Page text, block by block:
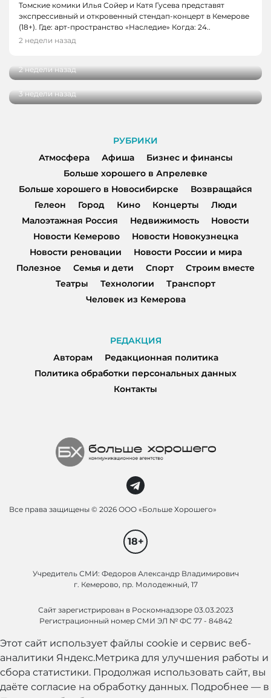
Томские комики Илья Сойер и Катя Гусева представят
экспрессивный и откровенный стендап-концерт в Кемерове
(18+). Где: арт-пространство «Наследие» Когда: 24..
2 недели назад
АТМОСФЕРА, ЛЮДИ
Двор как пространство для жизни: эксперт
Наталья Аксиненко — о трендах
2 недели назад
АФИША, КОНЦЕРТЫ
ближайший уикенд в Кемерове
3 недели назад
РУБРИКИ
Атмосфера
Афиша
Бизнес и финансы
Больше хорошего в Апрелевке
Больше хорошего в Новосибирске
Возвращайся
Гелеон
Город Кино Концерты
Люди
Малоэтажная Россия
Недвижимость
Новости
Новости Кемерово
Новости Новокузнецка
Новости реновации
Новости России и мира
Полезное
Семья и дети Спорт
Строим вместе
Театры
Технологии
Транспорт
Человек из Кемерова
РЕДАКЦИЯ
Авторам
Редакционная политика
Политика обработки персональных данных
Контакты
Все права защищены © 2026 ООО «Больше Хорошего»
18+
Учредитель СМИ: Федоров Александр Владимирович
г. Кемерово, пр. Молодежный, 17
Сайт зарегистрирован в Роскомнадзоре 03.03.2023
Регистрационный номер СМИ ЭЛ № ФС 77 - 84842
Этот сайт использует файлы cookie и сервис веб-
аналитики Яндекс.Метрика для улучшения работы и
сбора статистики. Продолжая использовать сайт, вы
даёте согласие на обработку данных. Подробнее — в